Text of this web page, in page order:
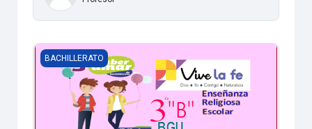
TERCERO"B" Religión/Saber Amar- VESPERTINA
BACHILLERATO